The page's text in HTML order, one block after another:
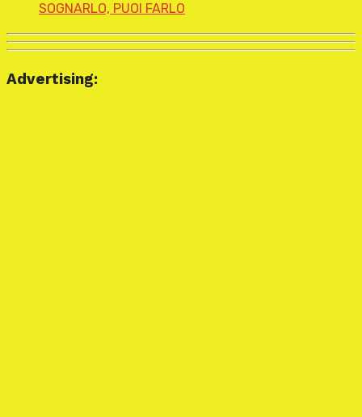
SOGNARLO, PUOI FARLO
Advertising: